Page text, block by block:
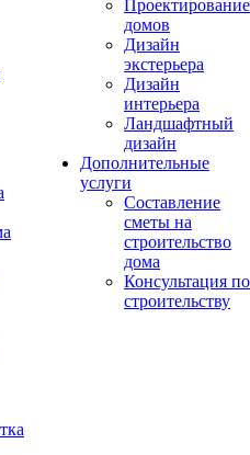
Проектирование
домов
Дизайн
экстерьера
Дизайн
интерьера
Ландшафтный
дизайн
Дополнительные
услуги
Составление
сметы на
строительство
дома
Консультация по
строительству